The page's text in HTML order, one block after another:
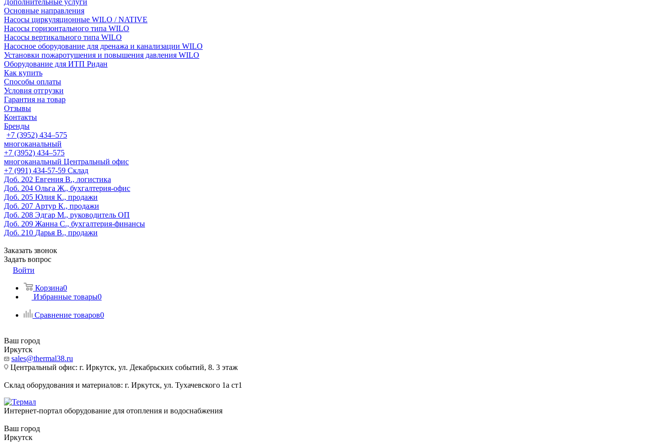
Дополнительные услуги
Основные направления
Насосы циркуляционные WILO / NATIVE
Насосы горизонтального типа WILO
Насосы вертикального типа WILO
Насосное оборудование для дренажа и канализации WILO
Установки пожаротушения и повышения давления WILO
Оборудование для ИТП Ридан
Как купить
Способы оплаты
Условия отгрузки
Гарантия на товар
Отзывы
Контакты
Бренды
+7 (3952) 434‒575
многоканальный
+7 (3952) 434‒575
многоканальный Центральный офис
‎+7 (991) 434-57-59 Склад
Доб. 202 Евгения В., логистика
Доб. 204 Ольга Ж., бухгалтерия-офис
Доб. 205 Юлия К., продажи
Доб. 207 Артур К., продажи
Доб. 208 Эдгар М., руководитель ОП
Доб. 209 Жанна С., бухгалтерия-финансы
Доб. 210 Дарья В., продажи
Заказать звонок
Задать вопрос
Войти
Корзина0
Избранные товары0
Сравнение товаров0
Ваш город
Иркутск
sales@thermal38.ru
Центральный офис: г. Иркутск, ул. Декабрьских событий, 8. 3 этаж
Склад оборудования и материалов: г. Иркутск, ул. Тухачевского 1а ст1
Интернет-портал оборудование для отопления и водоснабжения
Ваш город
Иркутск